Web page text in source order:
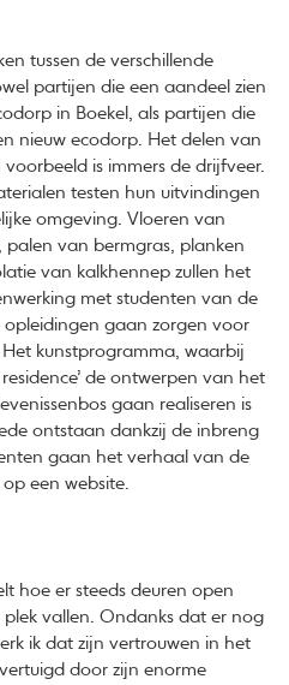
tussen de verschillende
partijen die een aandeel zien
in Boekel, als partijen die
nieuw ecodorp. Het delen van
is immers de drijfveer.
testen hun uitvindingen
omgeving. Vloeren van
van bermgras, planken
van kalkhennep zullen het
met studenten van de
gaan zorgen voor
kunstprogramma, waarbij
de ontwerpen van het
gaan realiseren is
ontstaan dankzij de inbreng
gaan het verhaal van de
een website.
hoe er steeds deuren open
plek vallen. Ondanks dat er nog
ik dat zijn vertrouwen in het
door zijn enorme